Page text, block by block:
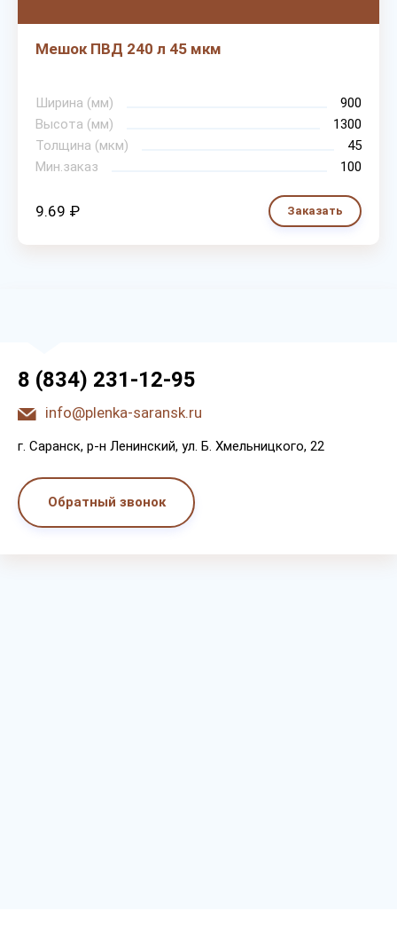
Мешок ПВД 240 л 45 мкм
Ширина (мм)
900
Высота (мм)
1300
Толщина (мкм)
45
Мин.заказ
100
9.69 ₽ Заказать
8 (834) 231-12-95
info@plenka-saransk.ru
г. Capaнcк, p-н Лeнинcкий, ул. Б. Хмeльницкoгo, 22
Обратный звонок